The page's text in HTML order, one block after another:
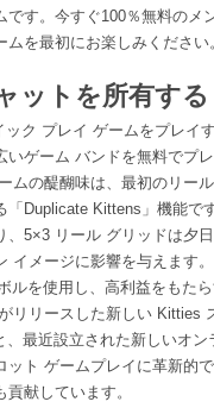
す。今すぐ100％無料のメ
ムを最初にお楽しみください
ットを所有する
ック プレイ ゲームをプレイ
ゲーム バンドを無料でプ
ムの醍醐味は、最初のリー
Duplicate Kittens」機能で
5×3 リール グリッドは夕
イメージに影響を与えます
ルを使用し、高利益をもた
リリースした新しい Kitties
最近設立された新しいオ
ット ゲームプレイに革新的
献しています。